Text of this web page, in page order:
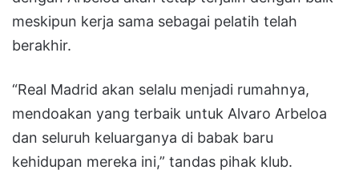
meskipun kerja sama sebagai pelatih telah
berakhir.
“Real Madrid akan selalu menjadi rumahnya,
mendoakan yang terbaik untuk Alvaro Arbeloa
dan seluruh keluarganya di babak baru
kehidupan mereka ini,” tandas pihak klub.